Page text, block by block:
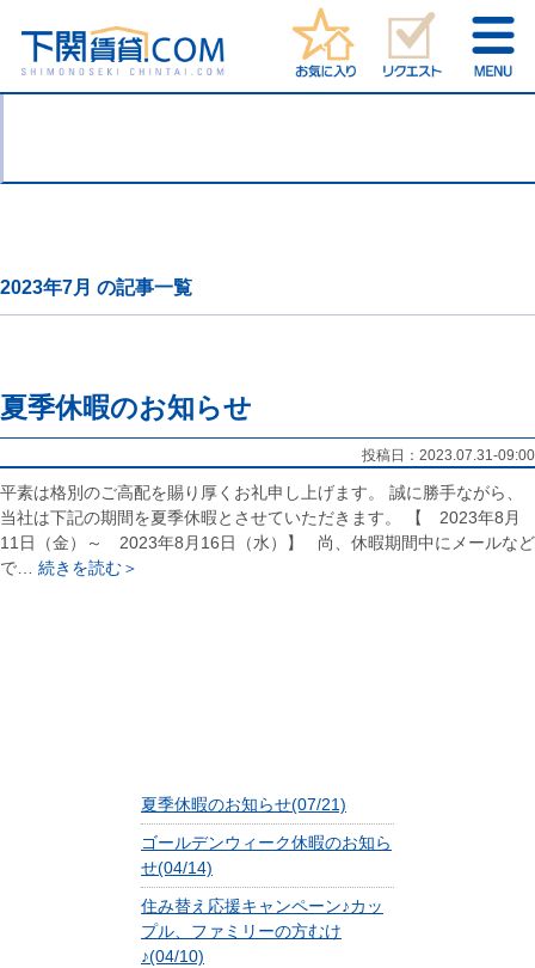
2023年7月 の記事一覧
夏季休暇のお知らせ
投稿日： 2023.07.31-09:00
平素は格別のご高配を賜り厚くお礼申し上げます。 誠に勝手ながら、
当社は下記の期間を夏季休暇とさせていただきます。 【 2023年8月
11日（金）～ 2023年8月16日（水）】 尚、休暇期間中にメールなど
で… 続きを読む＞
夏季休暇のお知らせ(07/21)
ゴールデンウィーク休暇のお知ら
せ(04/14)
住み替え応援キャンペーン♪カッ
プル、ファミリーの方むけ
♪(04/10)